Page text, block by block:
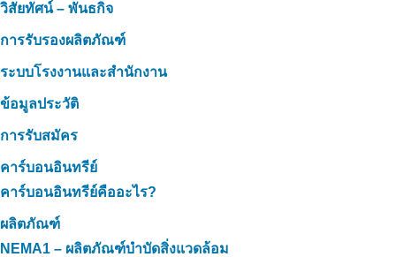
วิสัยทัศน์ – พันธกิจ
การรับรองผลิตภัณฑ์
ระบบโรงงานและสำนักงาน
ข้อมูลประวัติ
การรับสมัคร
คาร์บอนอินทรีย์
คาร์บอนอินทรีย์คืออะไร?
ผลิตภัณฑ์
NEMA1 – ผลิตภัณฑ์บำบัดสิ่งแวดล้อม